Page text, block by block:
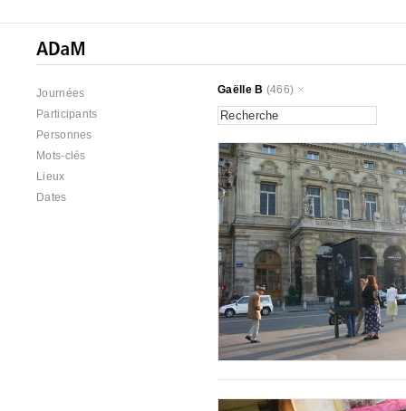
Journées
Participants
Personnes
Mots-clés
Lieux
Dates
Gaëlle B (466)